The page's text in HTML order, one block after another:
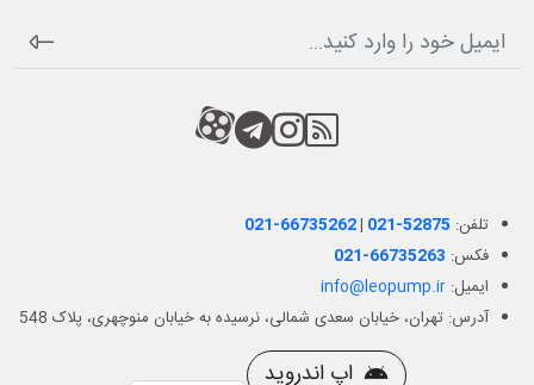
RSS
کانال آپارات
کانال تلگرام
کانال آپارات
تلفن: 021-66735262| 021-52875
فکس: 021-66735263
ایمیل:info@leopump.ir
آدرس: تهران، خیابان سعدی شمالی، نرسیده به خیابان منوچهری، پلاک 548
اپ اندروید